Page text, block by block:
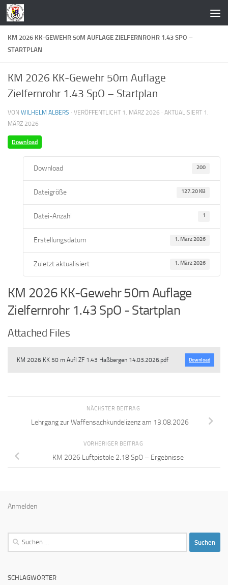
Zum Inhalt springen
KM 2026 KK-GEWEHR 50M AUFLAGE ZIELFERNROHR 1.43 SPO –
STARTPLAN
KM 2026 KK-Gewehr 50m Auflage
Zielfernrohr 1.43 SpO – Startplan
VON WILHELM ALBERS · VERÖFFENTLICHT 1. MÄRZ 2026 · AKTUALISIERT 1.
MÄRZ 2026
Download
Download 200
Dateigröße 127.20 KB
Datei-Anzahl 1
Erstellungsdatum 1. März 2026
Zuletzt aktualisiert 1. März 2026
KM 2026 KK-Gewehr 50m Auflage
Zielfernrohr 1.43 SpO - Startplan
Attached Files
KM 2026 KK 50 m Aufl ZF 1.43 Haßbergen 14.03.2026.pdf Download
NÄCHSTER BEITRAG
Lehrgang zur Waffensachkundelizenz am 13.08.2026
VORHERIGER BEITRAG
KM 2026 Luftpistole 2.18 SpO – Ergebnisse
Anmelden
Suchen
SCHLAGWÖRTER